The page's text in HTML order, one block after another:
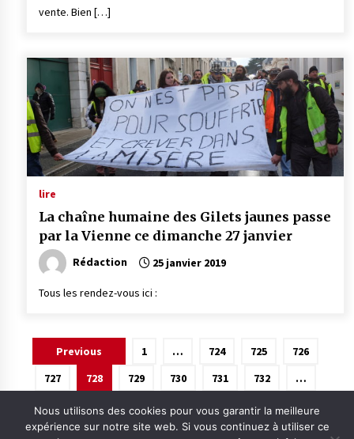
vente. Bien […]
lire
La chaîne humaine des Gilets jaunes passe
par la Vienne ce dimanche 27 janvier
Rédaction 25 janvier 2019
Tous les rendez-vous ici :
Pagination
des
Previous 1 … 724 725
726
727
728 729 730 731 732
…
Nous utilisons des cookies pour vous garantir la meilleure
expérience sur notre site web. Si vous continuez à utiliser ce